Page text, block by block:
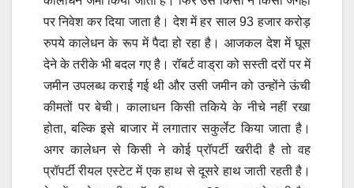
पर निवेश कर दिया जाता है। देश में हर साल 93 हजार करोड़
रुपये कालेधन के रूप में पैदा हो रहा है। आजकल देश में घूस
देने के तरीके भी बदल गए है। रॉबर्ट वाड्रा को सस्ती दरों पर में
जमीन उपलब्ध कराई गई थी और उसी जमीन को उन्होंने ऊंची
कीमतों पर बेची। कालाधन किसी तकिये के नीचे नहीं रखा
होता, बल्कि इसे बाजार में लगातार सकुर्लेट किया जाता है।
अगर कालेधन से किसी ने कोई प्रॉपर्टी खरीदी है तो वह
प्रॉपर्टी रीयल एस्टेट में एक हाथ से दूसरे हाथ जाती रहती है।